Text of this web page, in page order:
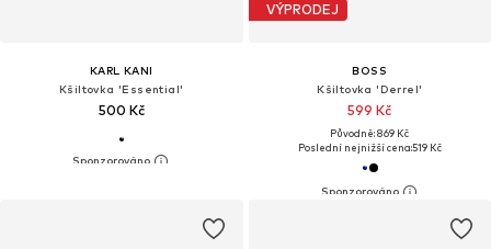
KARL KANI
Kšiltovka 'Essential'
500 Kč
VÝPRODEJ
BOSS
Kšiltovka 'Derrel'
599 Kč
Původně: 869 Kč
Poslední nejnižší cena:519 Kč